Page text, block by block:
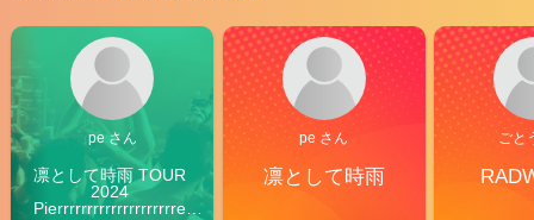
pe さん
凛として時雨 TOUR
2024
Pierrrrrrrrrrrrrrrrrrrre
pe さん
凛として時雨
ごと